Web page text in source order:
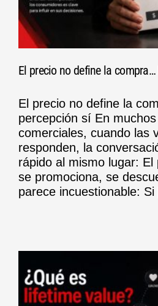
El precio no define la
El precio no define la
percepción sí En
comerciales, cuando las
responden, la
rápido al mismo lugar: El
se promociona, se
parece incuestionable: Si